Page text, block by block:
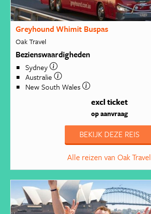
Greyhound Whimit Buspas
Oak Travel
Bezienswaardigheden
Sydney
Australie
New South Wales
excl ticket
op aanvraag
BEKIJK DEZE REIS
Alle reizen van Oak Travel